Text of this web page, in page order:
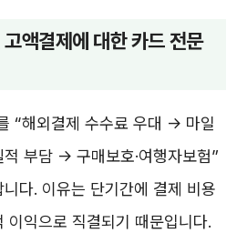
액결제에 대한 카드 전문
“해외결제 수수료 우대 → 마일
부담 → 구매보호·여행자보험”
다. 이유는 단기간에 결제 비용
이익으로 직결되기 때문입니다.